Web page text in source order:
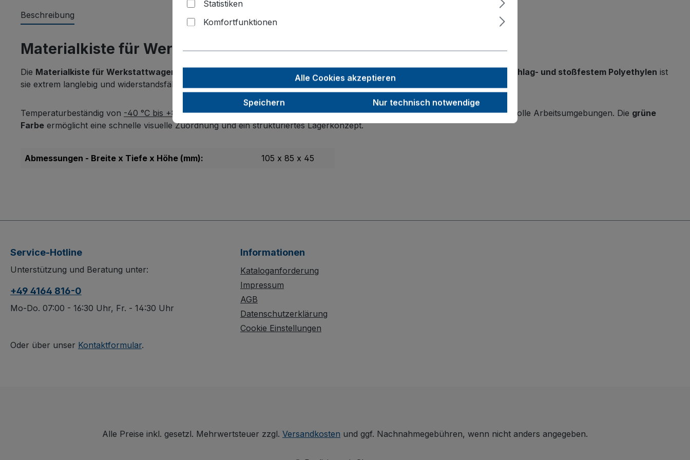
Beschreibung
Materialkiste für Werkstattwagen
Die Materialkiste für Werkstattwagen sorgt für Ordnung und Sicherheit in jeder Profi- oder Hobbywerkstatt. Gefertigt aus schlag- und stoßfestem Polyethylen ist
sie extrem langlebig und widerstandsfähig.
Temperaturbeständig von -40 °C bis +80 °Cundbeständig gegen Säuren, Öle und Laugen, eignet sie sich ideal für anspruchsvolle Arbeitsumgebungen. Die grüne
Farbe ermöglicht eine schnelle visuelle Zuordnung und ein strukturiertes Lagerkonzept.
Abmessungen - Breite x Tiefe x Höhe (mm): 105 x 85 x 45
Service-Hotline
Unterstützung und Beratung unter:
+49 4164 816-0
Mo-Do. 07:00 - 16:30 Uhr, Fr. - 14:30 Uhr
Oder über unser Kontaktformular.
Informationen
Kataloganforderung
Impressum
AGB
Datenschutzerklärung
Cookie Einstellungen
Alle Preise inkl. gesetzl. Mehrwertsteuer zzgl. Versandkosten und ggf. Nachnahmegebühren, wenn nicht anders angegeben.
Statistiken
Komfortfunktionen
Alle Cookies akzeptieren
Speichern Nur technisch notwendige